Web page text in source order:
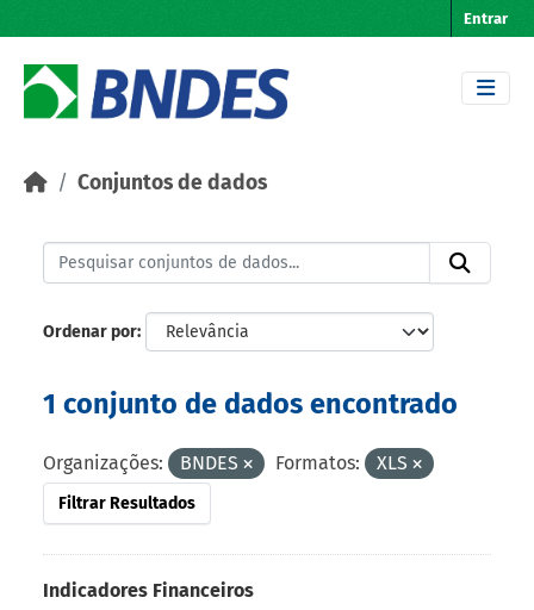
Entrar
Conjuntos de dados
Ordenar por
1 conjunto de dados encontrado
Organizações: BNDES Formatos: XLS
Filtrar Resultados
Indicadores Financeiros